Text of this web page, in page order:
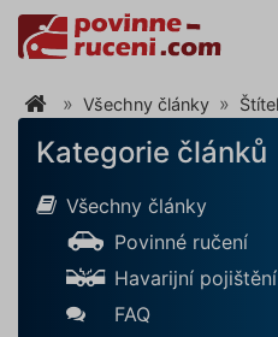
Všechny články
Kategorie článků
Všechny články
Povinné ručení
Havarijní pojištění
FAQ